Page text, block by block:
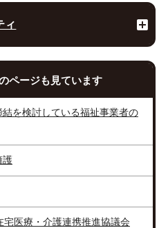
ィ
ページも見ています
を検討している福祉事業者の
護
医療・介護連携推進協議会